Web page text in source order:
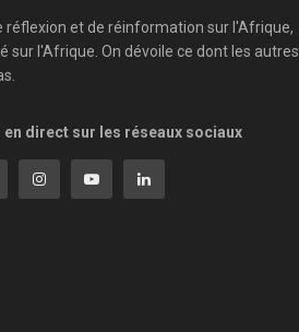
réflexion et de réinformation sur l'Afrique,
sur l'Afrique. On dévoile ce dont les autres
en direct sur les réseaux sociaux